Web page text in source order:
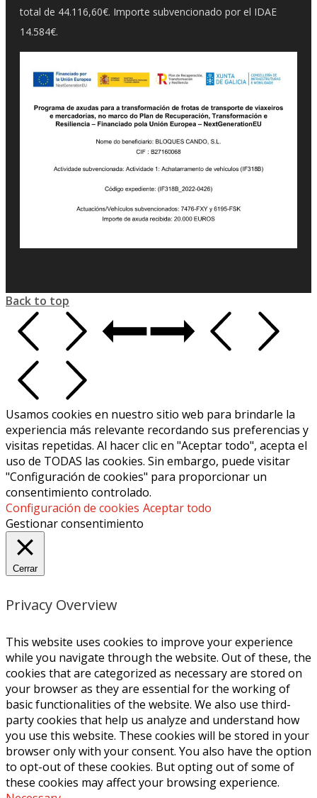
total de 44.116,60€. Importe subvencionado por el IDAE
14.584€.
Back to top
Usamos cookies en nuestro sitio web para brindarle la
experiencia más relevante recordando sus preferencias y
visitas repetidas. Al hacer clic en "Aceptar todo", acepta el
uso de TODAS las cookies. Sin embargo, puede visitar
"Configuración de cookies" para proporcionar un
consentimiento controlado.
Configuración de cookies Aceptar todo
Gestionar consentimiento
Cerrar
Privacy Overview
This website uses cookies to improve your experience
while you navigate through the website. Out of these, the
cookies that are categorized as necessary are stored on
your browser as they are essential for the working of
basic functionalities of the website. We also use third-
party cookies that help us analyze and understand how
you use this website. These cookies will be stored in your
browser only with your consent. You also have the option
to opt-out of these cookies. But opting out of some of
these cookies may affect your browsing experience.